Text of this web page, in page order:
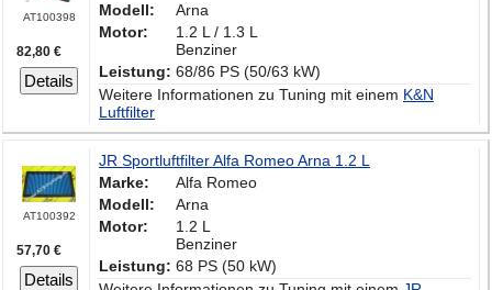
AT100398
82,80 €
Details
Modell:
Arna
Motor:
1.2 L / 1.3 L
Benziner
Leistung: 68/86 PS (50/63 kW)
Weitere Informationen zu Tuning mit einem K&N
Luftfilter
AT100392
57,70 €
Details
JR Sportluftfilter Alfa Romeo Arna 1.2 L
Marke:
Alfa Romeo
Modell:
Arna
Motor:
1.2 L
Benziner
Leistung: 68 PS (50 kW)